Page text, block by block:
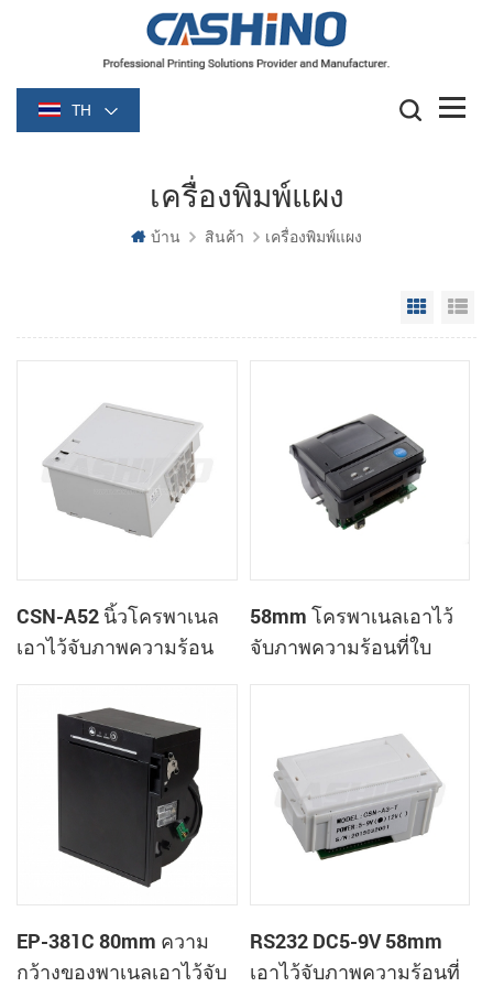
TH
เครื่องพิมพ์แผง
บ้าน สินค้า เครื่องพิมพ์แผง
Grid
CSN-A52 นิ้วโครพาเนล
เอาไว้จับภาพความร้อน
เครื่องพิมพ์
58mm โครพาเนลเอาไว้
จับภาพความร้อนที่ใบ
EP-381C 80mm ความ
กว้างของพาเนลเอาไว้จับ
RS232 DC5-9V 58mm
เอาไว้จับภาพความร้อนที่